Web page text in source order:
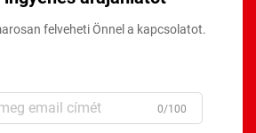
felveheti Önnel a kapcsolatot.
0/100